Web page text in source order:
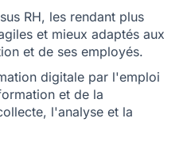
RH, les rendant plus
et mieux adaptés aux
et de ses employés.
digitale par l'emploi
et de la
l'analyse et la